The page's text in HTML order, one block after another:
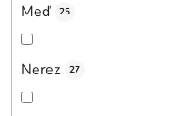
Meď 25
Nerez 27